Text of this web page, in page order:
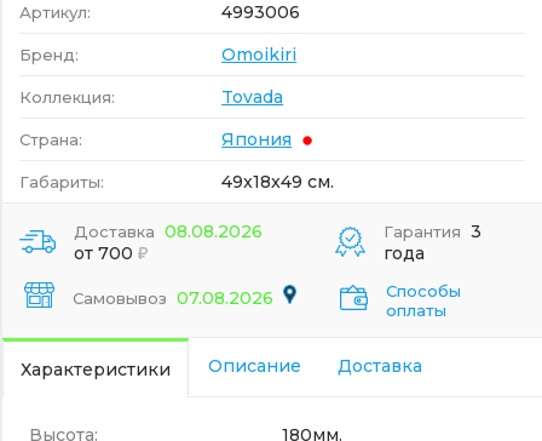
Артикул: 4993006
Бренд: Omoikiri
Коллекция: Tovada
Страна: Япония
Габариты: 49x18x49 см.
Доставка 08.08.2026
от 700
Самовывоз 07.08.2026
Гарантия 3
года
Способы
оплаты
Характеристики Описание Доставка
Высота:
180мм.